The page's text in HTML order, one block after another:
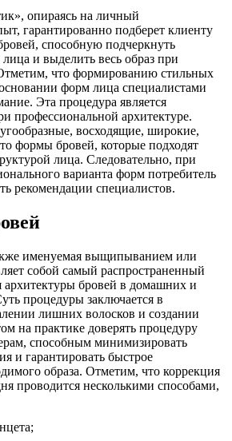
опираясь на личный
гарантированно подберет клиенту
способную подчеркнуть
и выделить весь образ при
что формированию стильных
форм лица специалистами
Эта процедура является
профессиональной архитектуре.
восходящие, широкие,
формы бровей, которые подходят
лица. Следовательно, при
варианта форм потребитель
рекомендации специалистов.
именуемая выщипыванием или
собой самый распространенный
архитектуры бровей в домашних и
процедуры заключается в
лишних волосков и создании
на практике доверять процедуру
способным минимизировать
и гарантировать быстрое
образа. Отметим, что коррекция
проводится несколькими способами,